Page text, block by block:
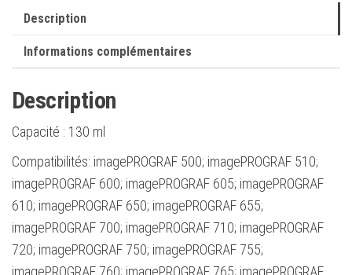
Description
Informations complémentaires
Description
Capacité : 130 ml
Compatibilités: imagePROGRAF 500; imagePROGRAF 510;
imagePROGRAF 600; imagePROGRAF 605; imagePROGRAF
610; imagePROGRAF 650; imagePROGRAF 655;
imagePROGRAF 700; imagePROGRAF 710; imagePROGRAF
720; imagePROGRAF 750; imagePROGRAF 755;
imagePROGRAF 760; imagePROGRAF 765; imagePROGRAF